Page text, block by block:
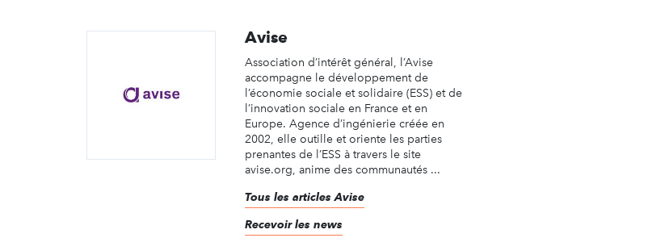
Avise
Association d’intérêt général, l’Avise
accompagne le développement de
l’économie sociale et solidaire (ESS) et de
l’innovation sociale en France et en
Europe. Agence d’ingénierie créée en
2002, elle outille et oriente les parties
prenantes de l’ESS à travers le site
avise.org, anime des communautés ...
Tous les articles Avise
Recevoir les news